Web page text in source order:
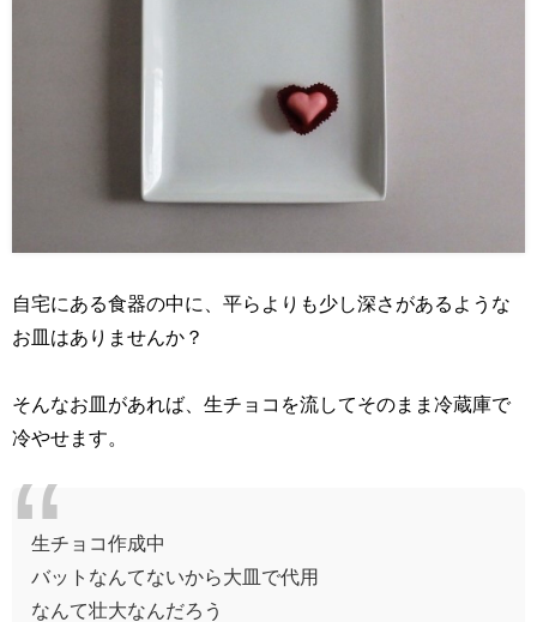
自宅にある食器の中に、平らよりも少し深さがあるような
お皿はありませんか？
そんなお皿があれば、生チョコを流してそのまま冷蔵庫で
冷やせます。
生チョコ作成中
バットなんてないから大皿で代用
なんて壮大なんだろう